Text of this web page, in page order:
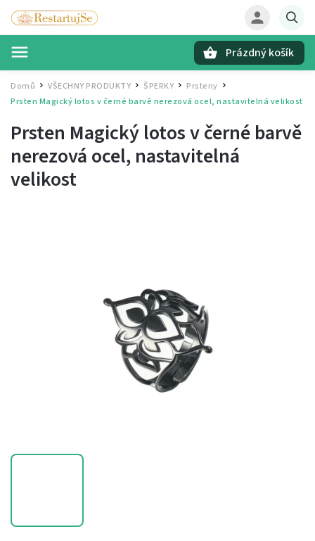
Prázdný košík
Domů / VŠECHNY PRODUKTY / ŠPERKY / Prsteny
Prsten Magický lotos v černé barvě nerezová ocel, nastavitelná velikost
Prsten Magický lotos v černé barvě
nerezová ocel, nastavitelná
velikost